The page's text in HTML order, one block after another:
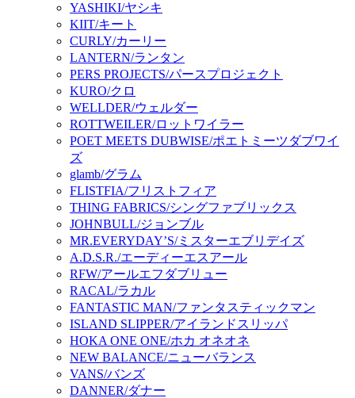
YASHIKI/ヤシキ
KIIT/キート
CURLY/カーリー
LANTERN/ランタン
PERS PROJECTS/パースプロジェクト
KURO/クロ
WELLDER/ウェルダー
ROTTWEILER/ロットワイラー
POET MEETS DUBWISE/ポエトミーツダブワイ
ズ
glamb/グラム
FLISTFIA/フリストフィア
THING FABRICS/シングファブリックス
JOHNBULL/ジョンブル
MR.EVERYDAY’S/ミスターエブリデイズ
A.D.S.R./エーディーエスアール
RFW/アールエフダブリュー
RACAL/ラカル
FANTASTIC MAN/ファンタスティックマン
ISLAND SLIPPER/アイランドスリッパ
HOKA ONE ONE/ホカ オネオネ
NEW BALANCE/ニューバランス
VANS/バンズ
DANNER/ダナー